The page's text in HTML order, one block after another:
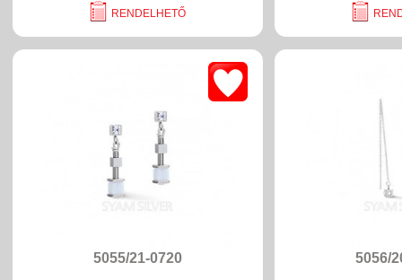
RENDELHETŐ
5055/21-0720 5056/